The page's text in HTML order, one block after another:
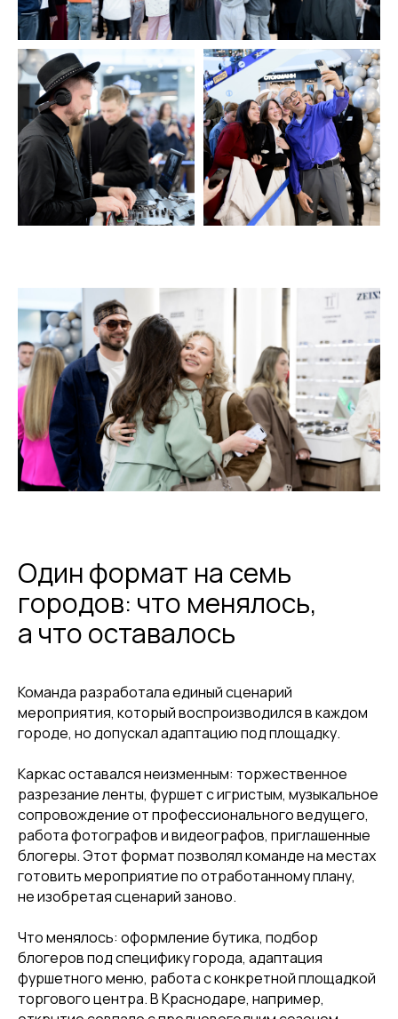
Один формат на семь
городов: что менялось,
а что оставалось
Команда разработала единый сценарий
мероприятия, который воспроизводился в каждом
городе, но допускал адаптацию под площадку.
Каркас оставался неизменным: торжественное
разрезание ленты, фуршет с игристым, музыкальное
сопровождение от профессионального ведущего,
работа фотографов и видеографов, приглашенные
блогеры. Этот формат позволял команде на местах
готовить мероприятие по отработанному плану,
не изобретая сценарий заново.
Что менялось: оформление бутика, подбор
блогеров под специфику города, адаптация
фуршетного меню, работа с конкретной площадкой
торгового центра. В Краснодаре, например,